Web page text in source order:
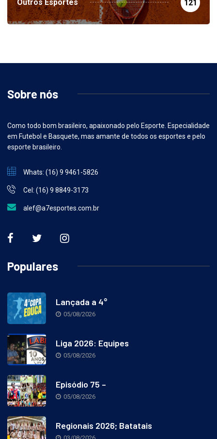
Outros Esportes 121
Sobre nós
Como todo bom brasileiro, apaixonado pelo Esporte. Especialidade
em Futebol e Basquete, mas amante de todos os esportes e pelo
esporte brasileiro.
Whats: (16) 9 9461-5826
Cel: (16) 9 8849-3173
alef@a7esportes.com.br
Populares
Lançada a 4°
05/08/2026
Liga 2026: Equipes
05/08/2026
Episódio 75 –
05/08/2026
Regionais 2026; Batatais